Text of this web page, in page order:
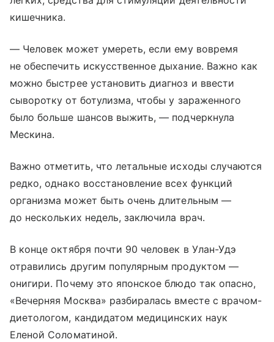
кишечника.
— Человек может умереть, если ему вовремя
не обеспечить искусственное дыхание. Важно как
можно быстрее установить диагноз и ввести
сыворотку от ботулизма, чтобы у зараженного
было больше шансов выжить, — подчеркнула
Мескина.
Важно отметить, что летальные исходы случаются
редко, однако восстановление всех функций
организма может быть очень длительным —
до нескольких недель, заключила врач.
В конце октября почти 90 человек в Улан-Удэ
отравились другим популярным продуктом —
онигири. Почему это японское блюдо так опасно,
«Вечерняя Москва» разбиралась вместе с врачом-
диетологом, кандидатом медицинских наук
Еленой Соломатиной.